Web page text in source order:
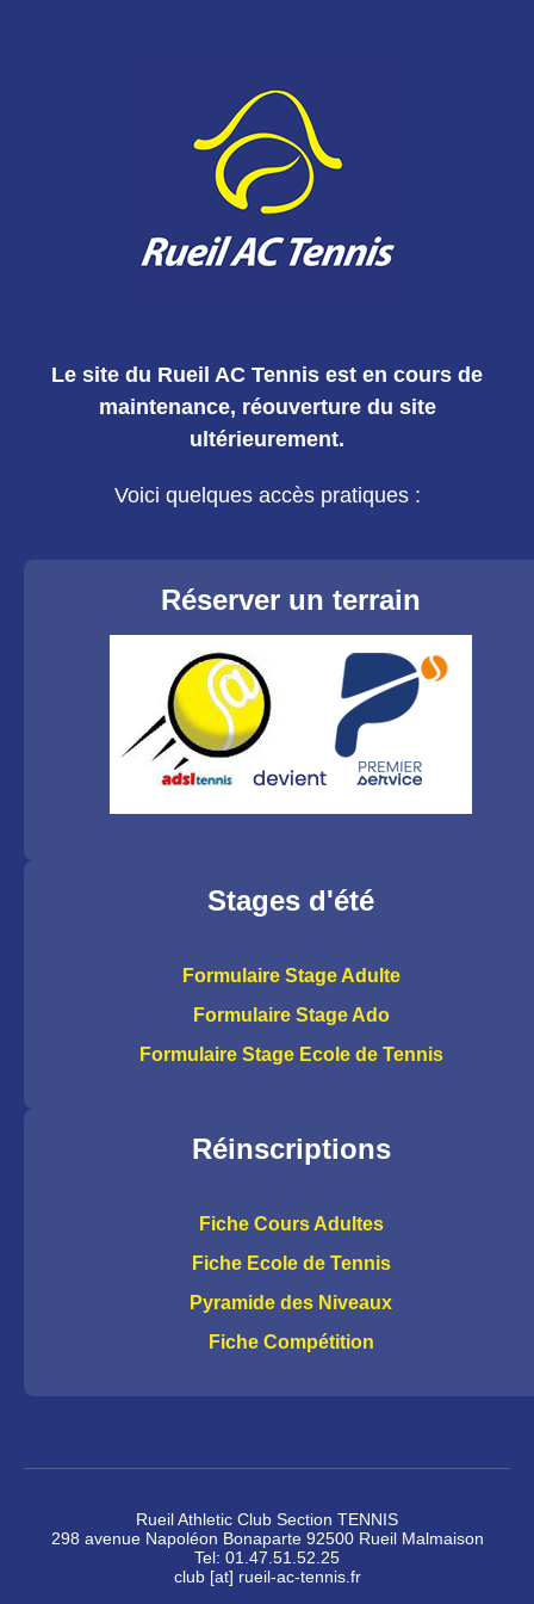
Le site du Rueil AC Tennis est en cours de
maintenance, réouverture du site
ultérieurement.
Voici quelques accès pratiques :
Réserver un terrain
Stages d'été
Formulaire Stage Adulte
Formulaire Stage Ado
Formulaire Stage Ecole de Tennis
Réinscriptions
Fiche Cours Adultes
Fiche Ecole de Tennis
Pyramide des Niveaux
Fiche Compétition
Rueil Athletic Club Section TENNIS
298 avenue Napoléon Bonaparte 92500 Rueil Malmaison
Tel: 01.47.51.52.25
club [at] rueil-ac-tennis.fr